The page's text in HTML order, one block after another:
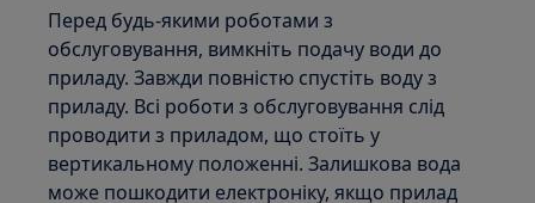
Перед будь-якими роботами з
обслуговування, вимкніть подачу води до
приладу. Завжди повністю спустіть воду з
приладу. Всі роботи з обслуговування слід
проводити з приладом, що стоїть у
вертикальному положенні. Залишкова вода
може пошкодити електроніку, якщо прилад